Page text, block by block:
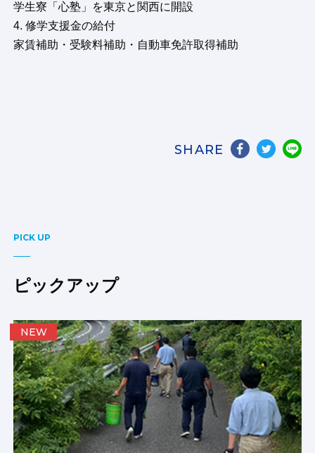
学生寮「心塾」を東京と関西に開設
4. 修学支援金の給付
家賃補助・受験料補助・自動車免許取得補助
SHARE
PICK UP
ピックアップ
NEW